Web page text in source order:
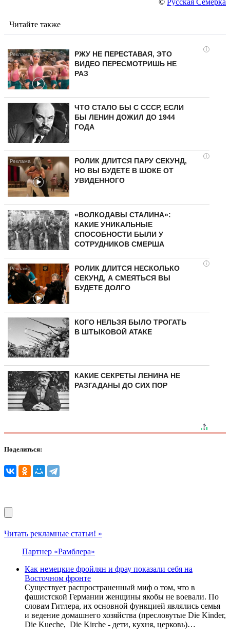
© Русская Семерка
Читайте также
i
РЖУ НЕ ПЕРЕСТАВАЯ, ЭТО
ВИДЕО ПЕРЕСМОТРИШЬ НЕ
РАЗ
ЧТО СТАЛО БЫ С СССР, ЕСЛИ
БЫ ЛЕНИН ДОЖИЛ ДО 1944
ГОДА
i
РОЛИК ДЛИТСЯ ПАРУ СЕКУНД,
НО ВЫ БУДЕТЕ В ШОКЕ ОТ
УВИДЕННОГО
«ВОЛКОДАВЫ СТАЛИНА»:
КАКИЕ УНИКАЛЬНЫЕ
СПОСОБНОСТИ БЫЛИ У
СОТРУДНИКОВ СМЕРША
i
РОЛИК ДЛИТСЯ НЕСКОЛЬКО
СЕКУНД, А СМЕЯТЬСЯ ВЫ
БУДЕТЕ ДОЛГО
КОГО НЕЛЬЗЯ БЫЛО ТРОГАТЬ
В ШТЫКОВОЙ АТАКЕ
КАКИЕ СЕКРЕТЫ ЛЕНИНА НЕ
РАЗГАДАНЫ ДО СИХ ПОР
Поделиться:
Читать рекламные статьи! »
Партнер «Рамблера»
Как немецкие фройлян и фрау показали себя на
Восточном фронте
Существует распространенный миф о том, что в
фашистской Германии женщины якобы не воевали. По
словам Гитлера, их основной функцией являлись семья
и ведение домашнего хозяйства (пресловутые Die Kinder,
Die Kueche, Die Kirche - дети, кухня, церковь)…